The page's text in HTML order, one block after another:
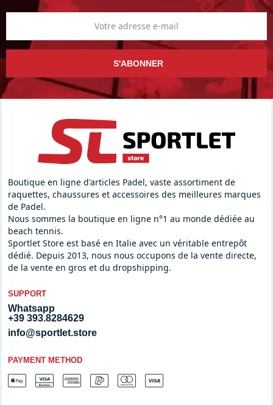
S'ABONNER
Boutique en ligne d'articles Padel, vaste assortiment de
raquettes, chaussures et accessoires des meilleures marques
de Padel.
Nous sommes la boutique en ligne n°1 au monde dédiée au
beach tennis.
Sportlet Store est basé en Italie avec un véritable entrepôt
dédié. Depuis 2013, nous nous occupons de la vente directe,
de la vente en gros et du dropshipping.
SUPPORT
Whatsapp
+39 393.8284629
info@sportlet.store
PAYMENT METHOD